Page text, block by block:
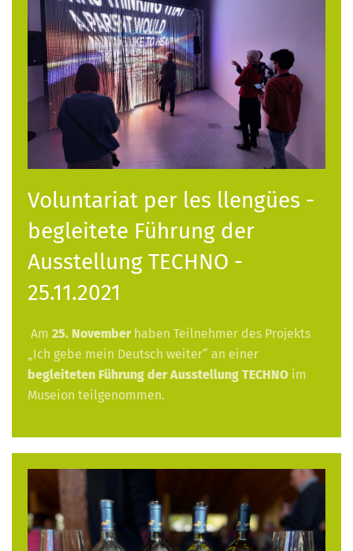
Voluntariat per les llengües -
begleitete Führung der
Ausstellung TECHNO -
25.11.2021
Am 25. Novemberhaben Teilnehmer des Projekts
„Ich gebe mein Deutsch weiter“ an einer
begleiteten Führung der Ausstellung TECHNO im
Museion teilgenommen.